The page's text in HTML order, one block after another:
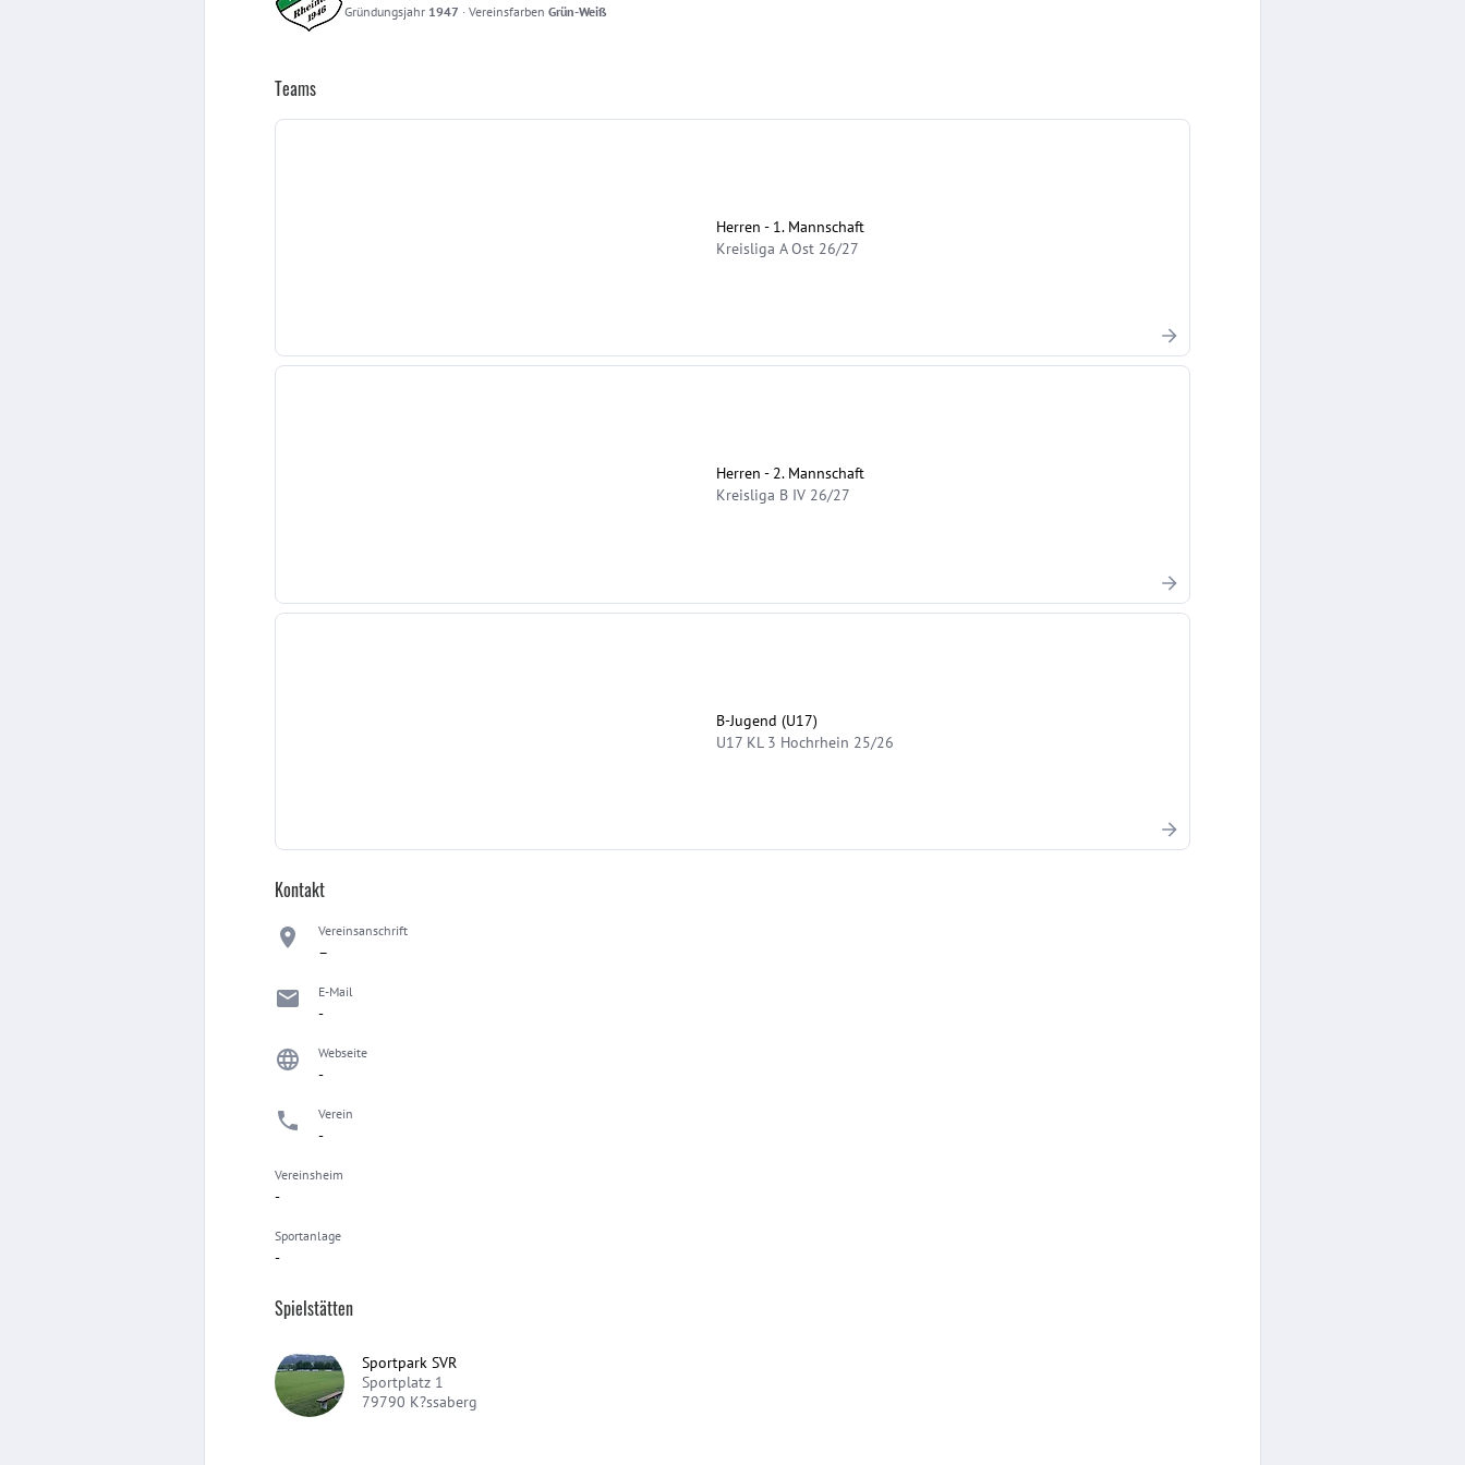
Gründungsjahr 1947 · Vereinsfarben Grün-Weiß
Teams
Herren - 1. Mannschaft
Kreisliga A Ost 26/27
Herren - 2. Mannschaft
Kreisliga B IV 26/27
B-Jugend (U17)
U17 KL 3 Hochrhein 25/26
Kontakt
Vereinsanschrift
–
E-Mail
-
Webseite
-
Verein
-
Vereinsheim
-
Sportanlage
-
Spielstätten
Sportpark SVR
Sportplatz 1
79790 K?ssaberg